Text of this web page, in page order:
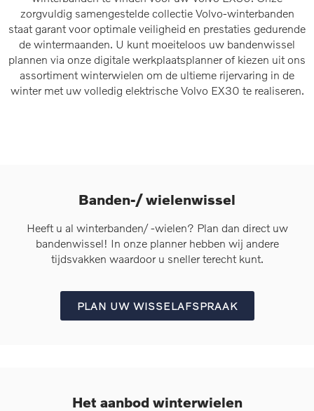
zorgvuldig samengestelde collectie Volvo-winterbanden
staat garant voor optimale veiligheid en prestaties gedurende
de wintermaanden. U kunt moeiteloos uw bandenwissel
plannen via onze digitale werkplaatsplanner of kiezen uit ons
assortiment winterwielen om de ultieme rijervaring in de
winter met uw volledig elektrische Volvo EX30 te realiseren.
Banden-/ wielenwissel
Heeft u al winterbanden/ -wielen? Plan dan direct uw
bandenwissel! In onze planner hebben wij andere
tijdsvakken waardoor u sneller terecht kunt.
PLAN UW WISSELAFSPRAAK
Het aanbod winterwielen